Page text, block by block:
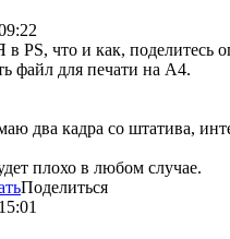
что и как, поделитесь
файл для печати на А4.
два кадра со штатива,
плохо в любом случае.
Поделиться